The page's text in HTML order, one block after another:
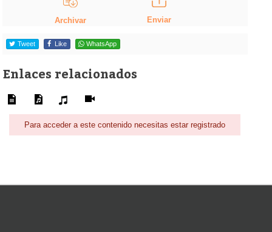
Archivar Enviar
Tweet Like WhatsApp
Enlaces relacionados
Para acceder a este contenido necesitas estar registrado